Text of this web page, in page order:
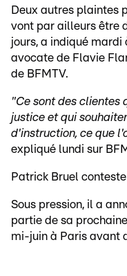
Deux autres plaintes
vont par ailleurs être
jours, a indiqué mardi
avocate de Flavie
de BFMTV.
"Ce sont des clientes
justice et qui
d'instruction, ce que
expliqué lundi sur
Patrick Bruel
Sous pression, il a
partie de sa
mi-juin à Paris avant